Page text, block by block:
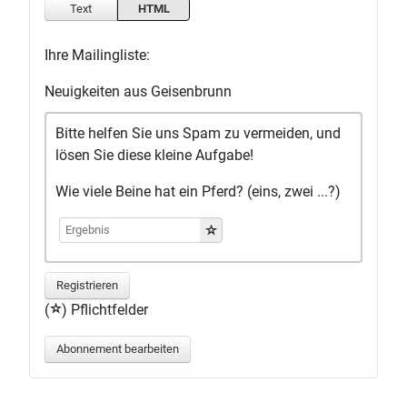
Text
HTML
Ihre Mailingliste:
Neuigkeiten aus Geisenbrunn
Bitte helfen Sie uns Spam zu vermeiden, und
lösen Sie diese kleine Aufgabe!
Wie viele Beine hat ein Pferd? (eins, zwei ...?)
Registrieren
( ) Pflichtfelder
Abonnement bearbeiten